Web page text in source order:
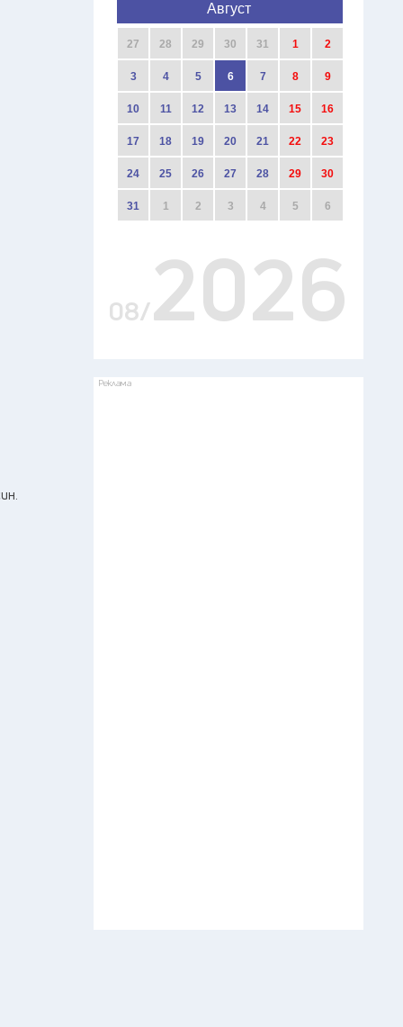
Август
27 28 29 30 31 1 2
3 4 5 6 7 8 9
10 11 12 13 14 15 16
17 18 19 20 21 22 23
24 25 26 27 28 29 30
31 1 2 3 4 5 6
08/2026
Реклама